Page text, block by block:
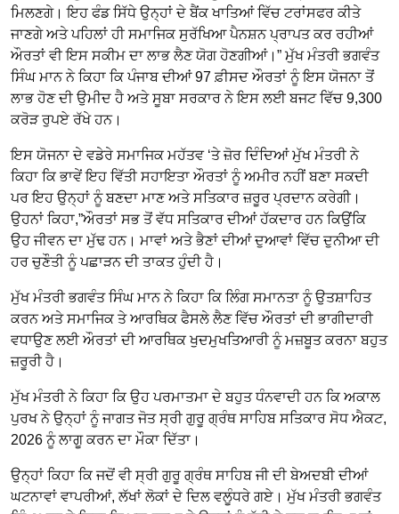
ਮਿਲਣਗੇ। ਇਹ ਫੰਡ ਸਿੱਧੇ ਉਨ੍ਹਾਂ ਦੇ ਬੈਂਕ ਖਾਤਿਆਂ ਵਿੱਚ ਟਰਾਂਸਫਰ ਕੀਤੇ
ਜਾਣਗੇ ਅਤੇ ਪਹਿਲਾਂ ਹੀ ਸਮਾਜਿਕ ਸੁਰੱਖਿਆ ਪੈਨਸ਼ਨ ਪ੍ਰਾਪਤ ਕਰ ਰਹੀਆਂ
ਔਰਤਾਂ ਵੀ ਇਸ ਸਕੀਮ ਦਾ ਲਾਭ ਲੈਣ ਯੋਗ ਹੋਣਗੀਆਂ।” ਮੁੱਖ ਮੰਤਰੀ ਭਗਵੰਤ
ਸਿੰਘ ਮਾਨ ਨੇ ਕਿਹਾ ਕਿ ਪੰਜਾਬ ਦੀਆਂ 97 ਫ਼ੀਸਦ ਔਰਤਾਂ ਨੂੰ ਇਸ ਯੋਜਨਾ ਤੋਂ
ਲਾਭ ਹੋਣ ਦੀ ਉਮੀਦ ਹੈ ਅਤੇ ਸੂਬਾ ਸਰਕਾਰ ਨੇ ਇਸ ਲਈ ਬਜਟ ਵਿੱਚ 9,300
ਕਰੋੜ ਰੁਪਏ ਰੱਖੇ ਹਨ।
ਇਸ ਯੋਜਨਾ ਦੇ ਵਡੇਰੇ ਸਮਾਜਿਕ ਮਹੱਤਵ ‘ਤੇ ਜ਼ੋਰ ਦਿੰਦਿਆਂ ਮੁੱਖ ਮੰਤਰੀ ਨੇ
ਕਿਹਾ ਕਿ ਭਾਵੇਂ ਇਹ ਵਿੱਤੀ ਸਹਾਇਤਾ ਔਰਤਾਂ ਨੂੰ ਅਮੀਰ ਨਹੀਂ ਬਣਾ ਸਕਦੀ
ਪਰ ਇਹ ਉਨ੍ਹਾਂ ਨੂੰ ਬਣਦਾ ਮਾਣ ਅਤੇ ਸਤਿਕਾਰ ਜ਼ਰੂਰ ਪ੍ਰਦਾਨ ਕਰੇਗੀ।
ਉਹਨਾਂ ਕਿਹਾ,”ਔਰਤਾਂ ਸਭ ਤੋਂ ਵੱਧ ਸਤਿਕਾਰ ਦੀਆਂ ਹੱਕਦਾਰ ਹਨ ਕਿਉਂਕਿ
ਉਹ ਜੀਵਨ ਦਾ ਮੁੱਢ ਹਨ। ਮਾਵਾਂ ਅਤੇ ਭੈਣਾਂ ਦੀਆਂ ਦੁਆਵਾਂ ਵਿੱਚ ਦੁਨੀਆ ਦੀ
ਹਰ ਚੁਣੌਤੀ ਨੂੰ ਪਛਾੜਨ ਦੀ ਤਾਕਤ ਹੁੰਦੀ ਹੈ।
ਮੁੱਖ ਮੰਤਰੀ ਭਗਵੰਤ ਸਿੰਘ ਮਾਨ ਨੇ ਕਿਹਾ ਕਿ ਲਿੰਗ ਸਮਾਨਤਾ ਨੂੰ ਉਤਸ਼ਾਹਿਤ
ਕਰਨ ਅਤੇ ਸਮਾਜਿਕ ਤੇ ਆਰਥਿਕ ਫੈਸਲੇ ਲੈਣ ਵਿੱਚ ਔਰਤਾਂ ਦੀ ਭਾਗੀਦਾਰੀ
ਵਧਾਉਣ ਲਈ ਔਰਤਾਂ ਦੀ ਆਰਥਿਕ ਖੁਦਮੁਖਤਿਆਰੀ ਨੂੰ ਮਜ਼ਬੂਤ ਕਰਨਾ ਬਹੁਤ
ਜ਼ਰੂਰੀ ਹੈ।
ਮੁੱਖ ਮੰਤਰੀ ਨੇ ਕਿਹਾ ਕਿ ਉਹ ਪਰਮਾਤਮਾ ਦੇ ਬਹੁਤ ਧੰਨਵਾਦੀ ਹਨ ਕਿ ਅਕਾਲ
ਪੁਰਖ ਨੇ ਉਨ੍ਹਾਂ ਨੂੰ ਜਾਗਤ ਜੋਤ ਸ੍ਰੀ ਗੁਰੂ ਗ੍ਰੰਥ ਸਾਹਿਬ ਸਤਿਕਾਰ ਸੋਧ ਐਕਟ,
2026 ਨੂੰ ਲਾਗੂ ਕਰਨ ਦਾ ਮੌਕਾ ਦਿੱਤਾ।
ਉਨ੍ਹਾਂ ਕਿਹਾ ਕਿ ਜਦੋਂ ਵੀ ਸ੍ਰੀ ਗੁਰੂ ਗ੍ਰੰਥ ਸਾਹਿਬ ਜੀ ਦੀ ਬੇਅਦਬੀ ਦੀਆਂ
ਘਟਨਾਵਾਂ ਵਾਪਰੀਆਂ, ਲੱਖਾਂ ਲੋਕਾਂ ਦੇ ਦਿਲ ਵਲੂੰਧਰੇ ਗਏ। ਮੁੱਖ ਮੰਤਰੀ ਭਗਵੰਤ